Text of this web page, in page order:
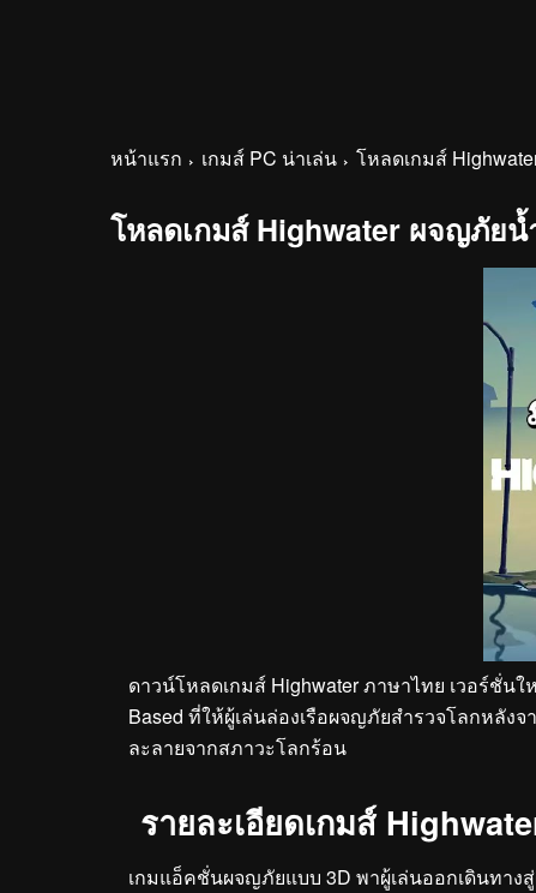
หน้าแรก เกมส์ PC น่าเล่น โหลดเกมส์
โหลดเกมส์ Highwater ผจญภัย
ดาวน์โหลดเกมส์ Highwater ภาษาไทย เวอร์ชั่น
Based ที่ให้ผู้เล่นล่องเรือผจญภัยสำรวจโลกหลัง
ละลายจากสภาวะโลกร้อน
รายละเอียดเกมส์
เกมแอ็คชั่นผจญภัยแบบ 3D พาผู้เล่นออกเดินทา